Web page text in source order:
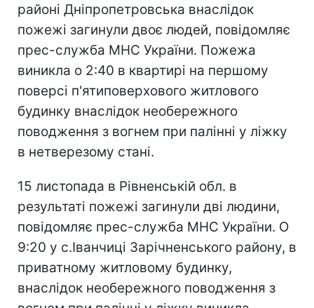
районі Дніпропетровська внаслідок
пожежі загинули двоє людей, повідомляє
прес-служба МНС України. Пожежа
виникла о 2:40 в квартирі на першому
поверсі п'ятиповерхового житлового
будинку внаслідок необережного
поводження з вогнем при палінні у ліжку
в нетверезому стані.
15 листопада в Рівненській обл. в
результаті пожежі загинули дві людини,
повідомляє прес-служба МНС України. О
9:20 у с.Іванчиці Зарічненського району, в
приватному житловому будинку,
внаслідок необережного поводження з